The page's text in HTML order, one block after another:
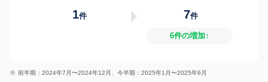
1件 7件
6件の増加↑
※ 前半期：2024年7月〜2024年12月、今半期：2025年1月〜2025年6月